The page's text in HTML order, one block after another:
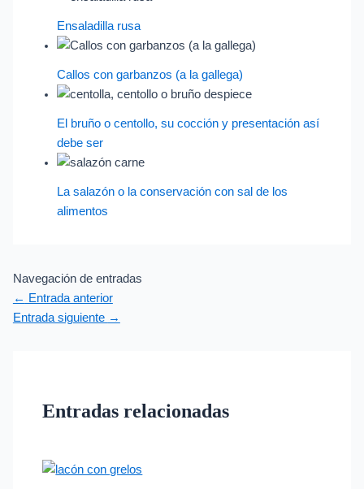
Ensaladilla rusa
Callos con garbanzos (a la gallega)
El bruño o centollo, su cocción y presentación así
debe ser
La salazón o la conservación con sal de los
alimentos
Navegación de entradas
← Entrada anterior
Entrada siguiente →
Entradas relacionadas